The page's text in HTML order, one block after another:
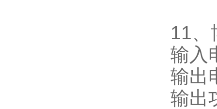
11、
输入
输出
输出